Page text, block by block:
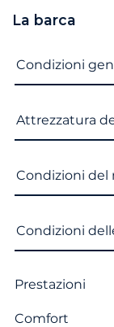
La barca
Nome del
Condizioni
Attrezzatura
Condizioni del
Condizioni
Prestazioni
Comfort